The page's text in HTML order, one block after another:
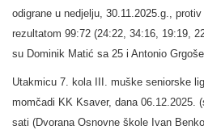
odigrane u nedjelju, 30.11.2025.g.,
rezultatom 99:72 (24:22, 34:16, 19:19,
su Dominik Matić sa 25 i Antonio
Utakmicu 7. kola III. muške seniorske
momčadi KK Ksaver, dana 06.12.2025.
sati (Dvorana Osnovne škole Ivan